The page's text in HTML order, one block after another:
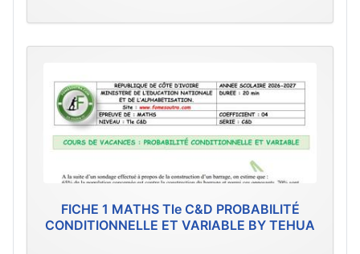
FICHE 1 MATHS Tle C&D PROBABILITÉ
CONDITIONNELLE ET VARIABLE BY TEHUA